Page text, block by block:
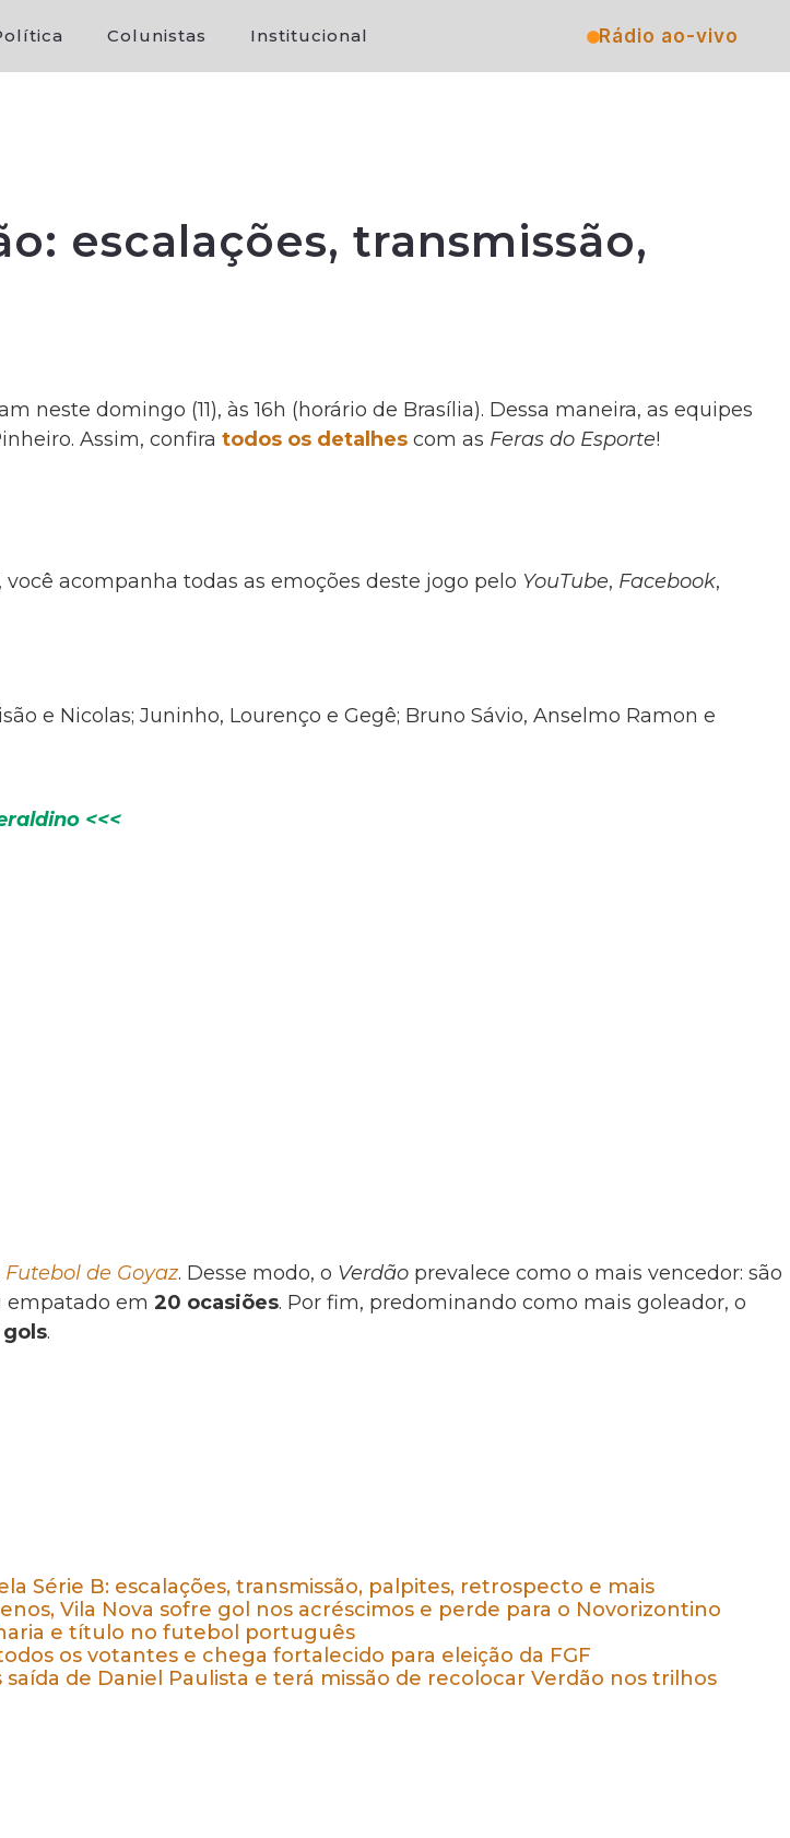
Colunistas Institucional Rádio ao-vivo
escalações, transmissão,
neste domingo (11), às 16h (horário de Brasília). Dessa maneira, as equipes
Assim, confira todos os detalhes com as Feras do Esporte!
você acompanha todas as emoções deste jogo pelo YouTube, Facebook,
e Nicolas; Juninho, Lourenço e Gegê; Bruno Sávio, Anselmo Ramon e
<<<
Futebol de Goyaz. Desse modo, o Verdão prevalece como o mais vencedor: são
empatado em 20 ocasiões. Por fim, predominando como mais goleador, o
gols.
Série B: escalações, transmissão, palpites, retrospecto e mais
Vila Nova sofre gol nos acréscimos e perde para o Novorizontino
e título no futebol português
os votantes e chega fortalecido para eleição da FGF
saída de Daniel Paulista e terá missão de recolocar Verdão nos trilhos